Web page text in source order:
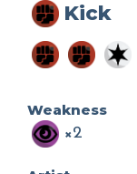
Kick
Weakness
×2